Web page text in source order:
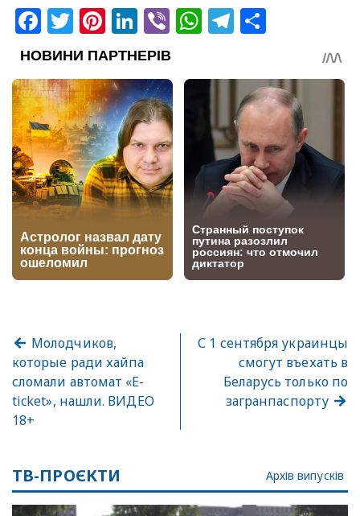
Facebook
Twitter
Pinterest
LinkedIn
ViberWhatsApp
Telegram
Молодчиков,
которые ради хайпа
сломали автомат «Е-
ticket», нашли. ВИДЕО
18+
С 1 сентября украинцы
смогут въехать в
Беларусь только по
загранпаспорту
ТВ-ПРОЄКТИ Архів випусків